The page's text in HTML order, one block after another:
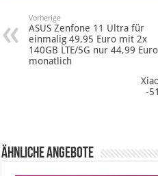
Vorherige
ASUS Zenfone 11 Ultra für
einmalig 49,95 Euro mit 2x
140GB LTE/5G nur 44,99 Euro
monatlich
-
Ähnliche Angebote